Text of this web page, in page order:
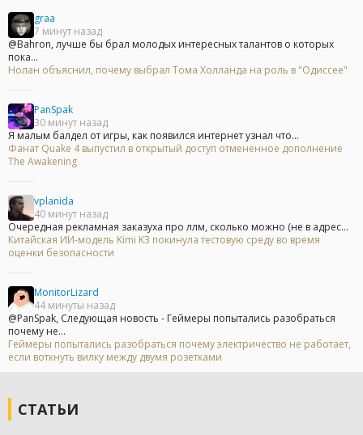
graa
7 минут назад
@Bahron, лучше бы брал молодых интересных талантов о которых
пока...
Нолан объяснил, почему выбрал Тома Холланда на роль в "Одиссее"
PanSpak
30 минут назад
Я малым балдел от игры, как появился интернет узнал что...
Фанат Quake 4 выпустил в открытый доступ отмененное дополнение
The Awakening
vplanida
40 минут назад
Очередная рекламная заказуха про ллм, сколько можно (не в адрес...
Китайская ИИ-модель Kimi K3 покинула тестовую среду во время
оценки безопасности
MonitorLizard
44 минуты назад
@PanSpak, Следующая новость - Геймеры попытались разобраться
почему не...
Геймеры попытались разобраться почему электричество не работает,
если воткнуть вилку между двумя розетками
СТАТЬИ